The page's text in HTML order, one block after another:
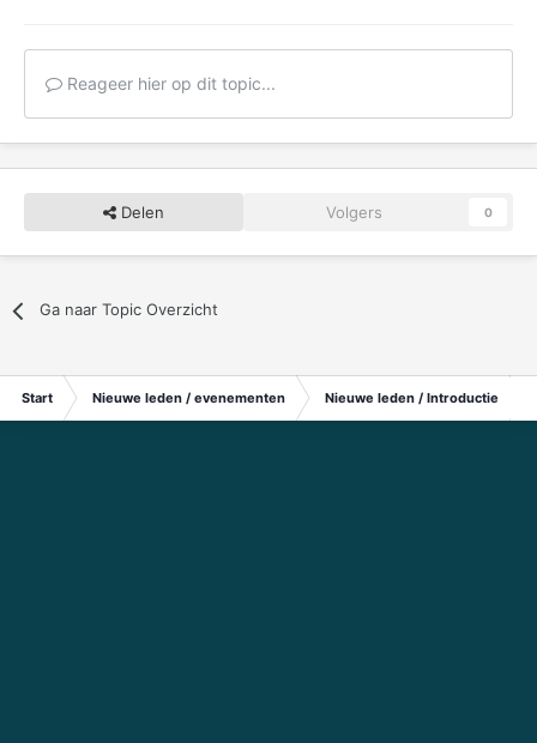
Reageer hier op dit topic...
Delen Volgers 0
Ga naar Topic Overzicht
Start Nieuwe leden / evenementen Nieuwe leden / Introductie